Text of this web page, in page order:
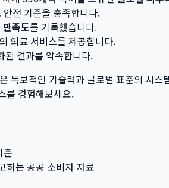
전 기준을 충족합니다.
만족도를 기록했습니다.
의료 서비스를 제공합니다.
된 결과를 약속합니다.
독보적인 기술력과 글로벌 표준의 시스
를 경험해보세요.
준
하는 공공 소비자 자료